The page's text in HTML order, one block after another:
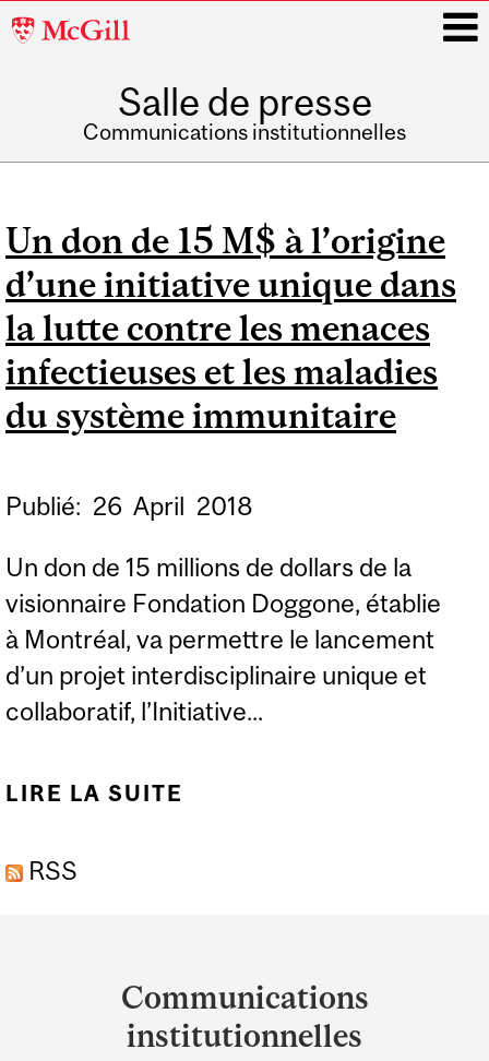
McGill
Salle de presse
Communications institutionnelles
Un don de 15 M$ à l’origine
d’une initiative unique dans
la lutte contre les menaces
infectieuses et les maladies
du système immunitaire
Publié: 26 April 2018
Un don de 15 millions de dollars de la
visionnaire Fondation Doggone, établie
à Montréal, va permettre le lancement
d’un projet interdisciplinaire unique et
collaboratif, l’Initiative...
LIRE LA SUITE
INFECTIEUSES ET LES
MALADIES DU SYSTÈME
RSS
University
Communications
institutionnelles